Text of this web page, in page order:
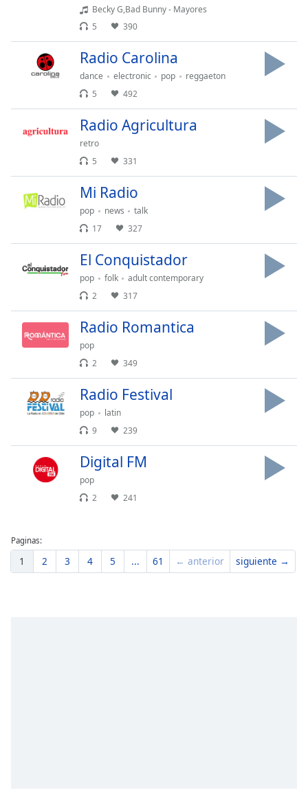
window.
Becky G,Bad Bunny - Mayores
5
390
Radio Carolina
dance electronic pop
reggaeton
5
492
Radio Agricultura
retro
5
331
Mi Radio
pop news
talk
17
327
El Conquistador
pop folk
adult contemporary
2
317
Radio Romantica
pop
2
349
Radio Festival
pop
latin
9
239
Digital FM
pop
2
241
Paginas:
1 2 3 4 5 ... 61 ← anterior siguiente →